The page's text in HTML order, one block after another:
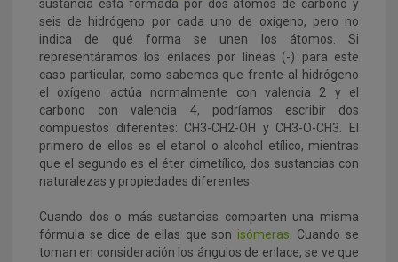
sustancia está formada por dos átomos de carbono y
seis de hidrógeno por cada uno de oxígeno, pero no
indica de qué forma se unen los átomos. Si
representáramos los enlaces por líneas (-) para este
caso particular, como sabemos que frente al hidrógeno
el oxígeno actúa normalmente con valencia 2 y el
carbono con valencia 4, podríamos escribir dos
compuestos diferentes: CH3-CH2-OH y CH3-O-CH3. El
primero de ellos es el etanol o alcohol etílico, mientras
que el segundo es el éter dimetílico, dos sustancias con
naturalezas y propiedades diferentes.
Cuando dos o más sustancias comparten una misma
fórmula se dice de ellas que son isómeras. Cuando se
toman en consideración los ángulos de enlace, se ve que